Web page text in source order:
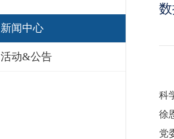
新闻中心
活动&公告
科
徐
党